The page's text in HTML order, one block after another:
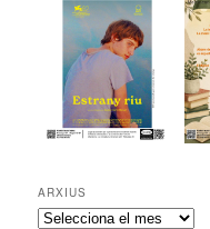
ARXIUS
A